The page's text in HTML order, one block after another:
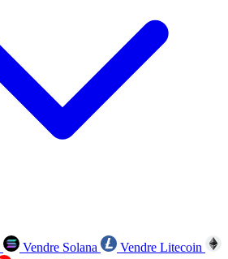
Vendre Solana
Vendre Litecoin